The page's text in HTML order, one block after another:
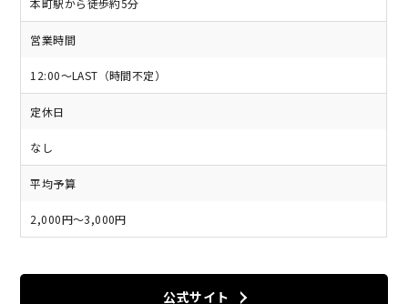
本町駅から徒歩約5分
営業時間
12:00～LAST（時間不定）
定休日
なし
平均予算
2,000円～3,000円
公式サイト